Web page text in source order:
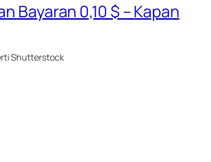
Bayaran 0,10 $ – Kapan
Shutterstock